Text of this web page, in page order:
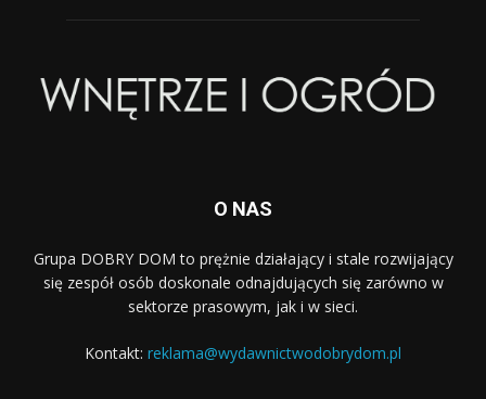
O NAS
Grupa DOBRY DOM to prężnie działający i stale rozwijający
się zespół osób doskonale odnajdujących się zarówno w
sektorze prasowym, jak i w sieci.
Kontakt: reklama@wydawnictwodobrydom.pl